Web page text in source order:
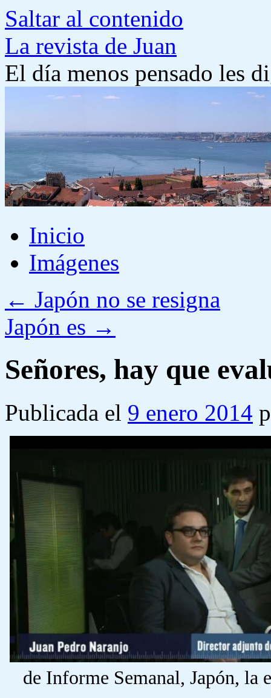
Saltar al contenido
La revista de Juan
El día menos pensado les
Inicio
Imágenes
← Japón no se resigna
Japón es →
Señores, hay que
Publicada el 9 enero 2014
de Informe Semanal, Japón,